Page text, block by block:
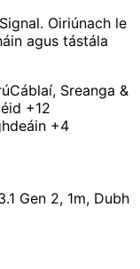
Oiriúnach le
agus tástála
Cáblaí, Sreanga &
+12
+4
Gen 2, 1m, Dubh